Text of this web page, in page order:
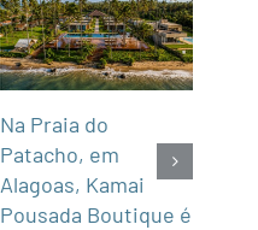
Na Praia do
Patacho, em
Alagoas, Kamai
Pousada Boutique é